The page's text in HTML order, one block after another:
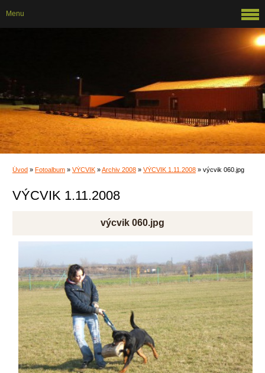
Úvod » Fotoalbum » VÝCVIK »Archiv 2008 » VÝCVIK 1.11.2008 » výcvik 060.jpg
VÝCVIK 1.11.2008
výcvik 060.jpg
Menu